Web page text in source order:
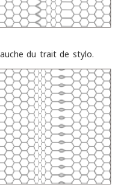
du trait de stylo.